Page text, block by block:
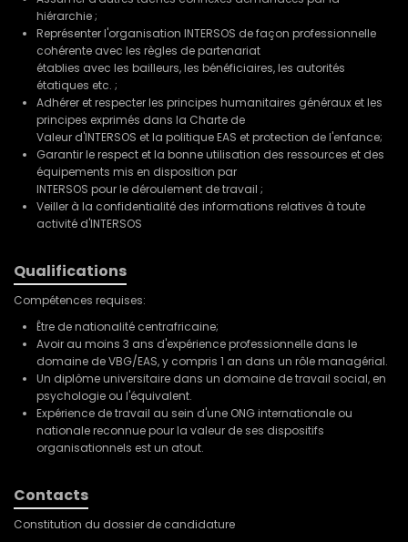
hiérarchie ;
Représenter l'organisation INTERSOS de façon professionnelle
cohérente avec les règles de partenariat
établies avec les bailleurs, les bénéficiaires, les autorités
étatiques etc. ;
Adhérer et respecter les principes humanitaires généraux et les
principes exprimés dans la Charte de
Valeur d'INTERSOS et la politique EAS et protection de l'enfance;
Garantir le respect et la bonne utilisation des ressources et des
équipements mis en disposition par
INTERSOS pour le déroulement de travail ;
Veiller à la confidentialité des informations relatives à toute
activité d'INTERSOS
Qualifications
Compétences requises:
Être de nationalité centrafricaine;
Avoir au moins 3 ans d'expérience professionnelle dans le
domaine de VBG/EAS, y compris 1 an dans un rôle managérial.
Un diplôme universitaire dans un domaine de travail social, en
psychologie ou l'équivalent.
Expérience de travail au sein d'une ONG internationale ou
nationale reconnue pour la valeur de ses dispositifs
organisationnels est un atout.
Contacts
Constitution du dossier de candidature